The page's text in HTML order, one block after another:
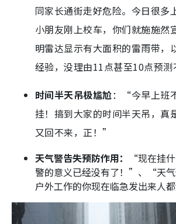
同家长通街走好危险。今日很多
小朋友刚上校车，你们就施施然
明雷达显示有大面积的雷雨带，
经验，没理由11点甚至10点预测
时间半天吊极尴尬：“今早上班
挂！搞到大家的时间半天吊，真
又回不来，正！”
天气警告失预防作用：
“现在挂
警的意义已经没有了！”、“天
户外工作的你现在临急发出来人